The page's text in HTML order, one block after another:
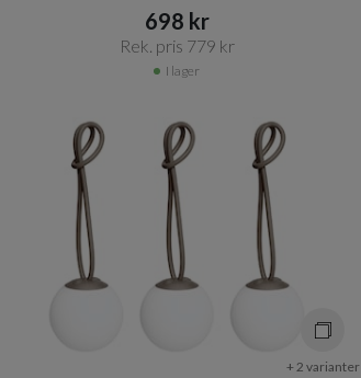
698 kr​​
Rek. pris 779 kr​​
I lager
+ 2 varianter